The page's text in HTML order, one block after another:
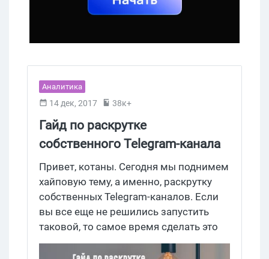
Аналитика
14 дек, 2017 38к+
Гайд по раскрутке
собственного Telegram-канала
Привет, котаны. Сегодня мы поднимем
хайповую тему, а именно, раскрутку
собственных Telegram-каналов. Если
вы все еще не решились запустить
таковой, то самое время сделать это
уже сегодня. А мы поделимся
полезными советами по этой теме.